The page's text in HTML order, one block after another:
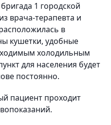
1 городской
врача-терапевта и
в
кушетки, удобные
холодильным
для населения будет
постоянно.
пациент проходит